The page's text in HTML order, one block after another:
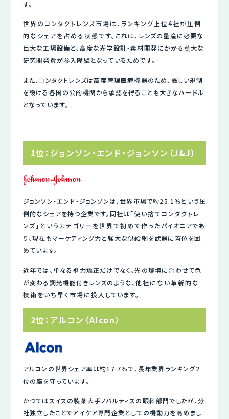
す。
世界のコンタクトレンズ市場は、ランキング上位4社が圧倒
的なシェアを占める状態です。 これは、レンズの量産に必要な
巨大な工場設備と、高度な光学設計・素材開発にかかる莫大な
研究開発費が参入障壁となっているためです。
また、コンタクトレンズは高度管理医療機器のため、厳しい規制
を設ける各国の公的機関から承認を得ることも大きなハードル
となっています。
1位：ジョンソン・エンド・ジョンソン（J&J）
ジョンソン・エンド・ジョンソンは、世界市場で約25.1％という圧
倒的なシェアを持つ企業です。同社は「使い捨てコンタクトレ
ンズ」というカテゴリーを世界で初めて作ったパイオニアであ
り、現在もマーケティング力と強大な供給網を武器に首位を固
めています。
近年では、単なる視力矯正だけでなく、光の環境に合わせて色
が変わる調光機能付きレンズのような、他社にない革新的な
技術をいち早く市場に投入 しています。
2位：アルコン（Alcon）
アルコンの世界シェア率は約17.7％で、長年業界ランキング2
位の座を守っています。
かつてはスイスの製薬大手ノバルティスの眼科部門でしたが、分
社独立したことでアイケア専門企業としての機動力を高めまし